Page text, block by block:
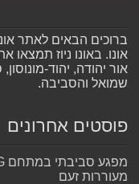
ברוכים הבאים לאתר
אונו. באונו ניוז
אור יהודה, יהוד-
שמואל והסביבה.
פוסטים אחרונים
מעוררות זעם